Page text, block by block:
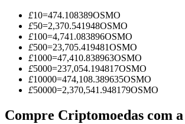
Informação
Análise de big data, incluindo
£10=474.108389OSMO
£50=2,370.541948OSMO
£100=4,741.083896OSMO
£500=23,705.419481OSMO
£1000=47,410.838963OSMO
£5000=237,054.194817OSMO
£10000=474,108.389635OSMO
£50000=2,370,541.948179OSMO
Compre Criptomoedas com